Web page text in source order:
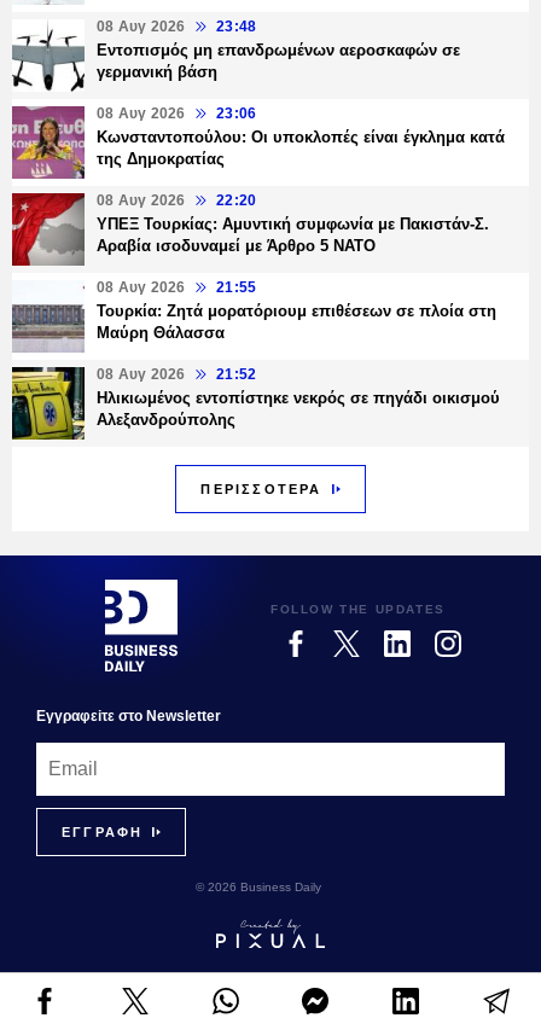
08 Αυγ 2026 23:48
Εντοπισμός μη επανδρωμένων αεροσκαφών σε
γερμανική βάση
08 Αυγ 2026 23:06
Κωνσταντοπούλου: Οι υποκλοπές είναι έγκλημα κατά
της Δημοκρατίας
08 Αυγ 2026 22:20
ΥΠΕΞ Τουρκίας: Αμυντική συμφωνία με Πακιστάν-Σ.
Αραβία ισοδυναμεί με Άρθρο 5 NATO
08 Αυγ 2026 21:55
Τουρκία: Ζητά μορατόριουμ επιθέσεων σε πλοία στη
Μαύρη Θάλασσα
08 Αυγ 2026 21:52
Ηλικιωμένος εντοπίστηκε νεκρός σε πηγάδι οικισμού
Αλεξανδρούπολης
ΠΕΡΙΣΣΟΤΕΡΑ
FOLLOW THE UPDATES
Εγγραφεiτε στο Newsletter
© 2026 Business Daily